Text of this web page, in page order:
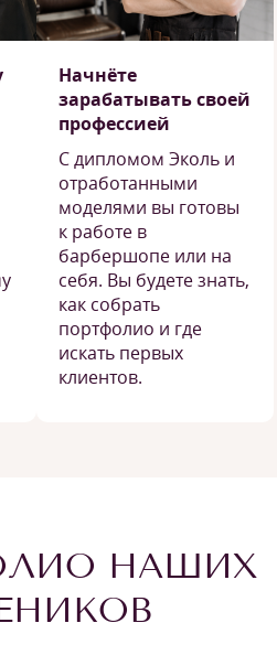
Начнёте
зарабатывать своей
профессией
С дипломом Эколь и
отработанными
моделями вы готовы
к работе в
барбершопе или на
себя. Вы будете знать,
как собрать
портфолио и где
искать первых
клиентов.
НАШИХ